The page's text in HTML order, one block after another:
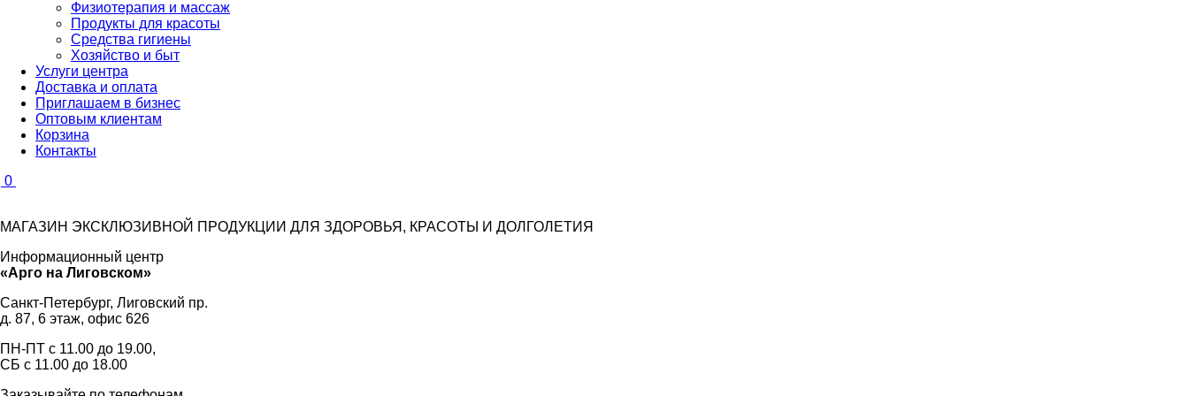
Физиотерапия и массаж
Продукты для красоты
Средства гигиены
Хозяйство и быт
Услуги центра
Доставка и оплата
Приглашаем в бизнес
Оптовым клиентам
Корзина
Контакты
0
МАГАЗИН ЭКСКЛЮЗИВНОЙ ПРОДУКЦИИ ДЛЯ ЗДОРОВЬЯ, КРАСОТЫ И ДОЛГОЛЕТИЯ
Информационный центр
«Арго на Лиговском»
Санкт-Петербург, Лиговский пр.
д. 87, 6 этаж, офис 626
ПН-ПТ с 11.00 до 19.00,
СБ с 11.00 до 18.00